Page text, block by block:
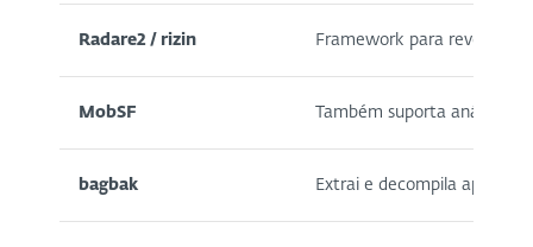
Radare2 / rizin Framework para reversing
MobSF Também suporta análise
bagbak Extrai e decompila apps de